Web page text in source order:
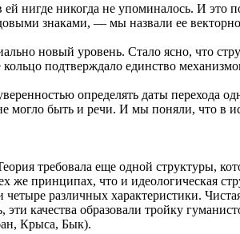
нигде никогда не упоминалось. И это
знаками, — мы назвали ее
новый уровень. Стало ясно, что
подтверждало единство
определять даты перехода
могло быть и речи. И мы поняли, что в
требовала еще одной структуры,
же принципах, что и идеологическая
различных характеристики.
качества образовали тройку
Крыса, Бык).